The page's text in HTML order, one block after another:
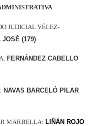
JUDICIAL VÉLEZ-
JOSÉ (179)
FERNÁNDEZ CABELLO
NAVAS BARCELÓ PILAR
MARBELLA: LIÑÁN ROJO